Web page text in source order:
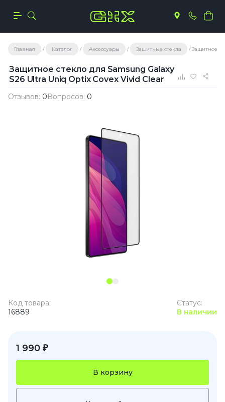
Главная Каталог Аксессуары Защитные стекла Защитное
Защитное стекло для Samsung Galaxy
S26 Ultra Uniq Optix Covex Vivid Clear
Отзывов: 0Вопросов: 0
Статус:
В наличии
Код товара:
16889
1 990 ₽
В корзину